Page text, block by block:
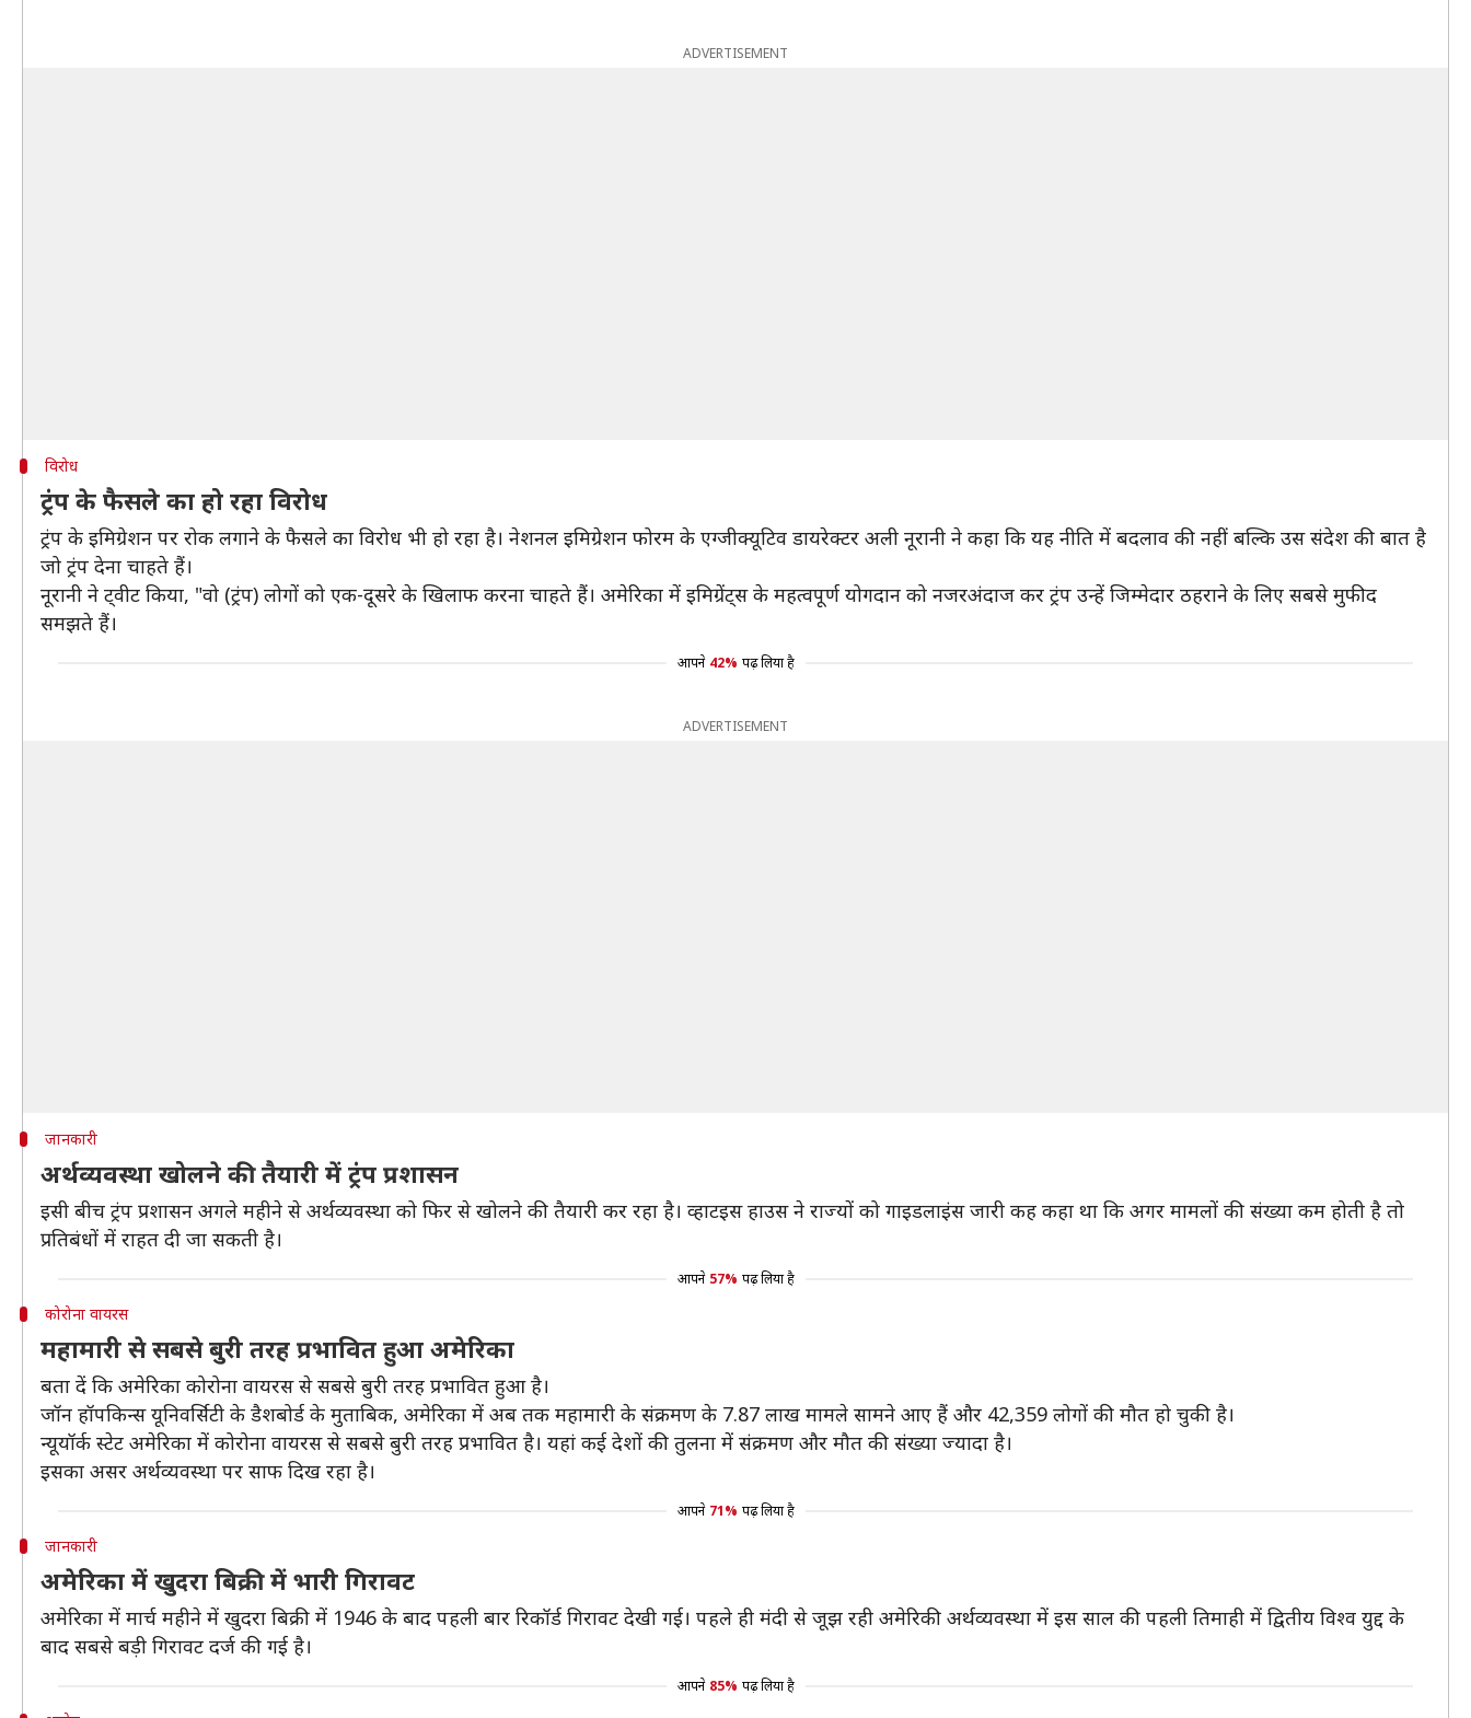
ADVERTISEMENT
विरोध
ट्रंप के फैसले का हो रहा विरोध
ट्रंप के इमिग्रेशन पर रोक लगाने के फैसले का विरोध भी हो रहा है। नेशनल इमिग्रेशन फोरम के एग्जीक्यूटिव डायरेक्टर अली नूरानी ने कहा कि यह नीति में बदलाव की नहीं बल्कि उस संदेश की बात है
जो ट्रंप देना चाहते हैं।
नूरानी ने ट्वीट किया, "वो (ट्रंप) लोगों को एक-दूसरे के खिलाफ करना चाहते हैं। अमेरिका में इमिग्रेंट्स के महत्वपूर्ण योगदान को नजरअंदाज कर ट्रंप उन्हें जिम्मेदार ठहराने के लिए सबसे मुफीद
समझते हैं।
आपने 42% पढ़ लिया है
ADVERTISEMENT
जानकारी
अर्थव्यवस्था खोलने की तैयारी में ट्रंप प्रशासन
इसी बीच ट्रंप प्रशासन अगले महीने से अर्थव्यवस्था को फिर से खोलने की तैयारी कर रहा है। व्हाटइस हाउस ने राज्यों को गाइडलाइंस जारी कह कहा था कि अगर मामलों की संख्या कम होती है तो
प्रतिबंधों में राहत दी जा सकती है।
आपने 57% पढ़ लिया है
कोरोना वायरस
महामारी से सबसे बुरी तरह प्रभावित हुआ अमेरिका
बता दें कि अमेरिका कोरोना वायरस से सबसे बुरी तरह प्रभावित हुआ है।
जॉन हॉपकिन्स यूनिवर्सिटी के डैशबोर्ड के मुताबिक, अमेरिका में अब तक महामारी के संक्रमण के 7.87 लाख मामले सामने आए हैं और 42,359 लोगों की मौत हो चुकी है।
न्यूयॉर्क स्टेट अमेरिका में कोरोना वायरस से सबसे बुरी तरह प्रभावित है। यहां कई देशों की तुलना में संक्रमण और मौत की संख्या ज्यादा है।
इसका असर अर्थव्यवस्था पर साफ दिख रहा है।
आपने 71% पढ़ लिया है
जानकारी
अमेरिका में खुदरा बिक्री में भारी गिरावट
अमेरिका में मार्च महीने में खुदरा बिक्री में 1946 के बाद पहली बार रिकॉर्ड गिरावट देखी गई। पहले ही मंदी से जूझ रही अमेरिकी अर्थव्यवस्था में इस साल की पहली तिमाही में द्वितीय विश्व युद्द के
बाद सबसे बड़ी गिरावट दर्ज की गई है।
आपने 85% पढ़ लिया है